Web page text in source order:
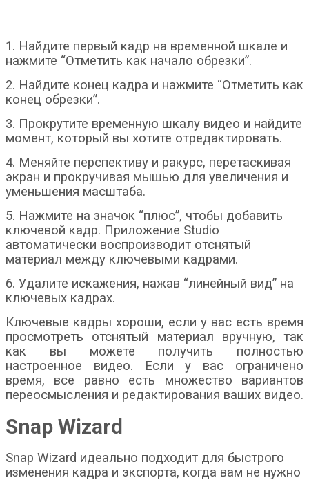
1. Найдите первый кадр на временной шкале и
нажмите “Отметить как начало обрезки”.
2. Найдите конец кадра и нажмите “Отметить как
конец обрезки”.
3. Прокрутите временную шкалу видео и найдите
момент, который вы хотите отредактировать.
4. Меняйте перспективу и ракурс, перетаскивая
экран и прокручивая мышью для увеличения и
уменьшения масштаба.
5. Нажмите на значок “плюс”, чтобы добавить
ключевой кадр. Приложение Studio
автоматически воспроизводит отснятый
материал между ключевыми кадрами.
6. Удалите искажения, нажав “линейный вид” на
ключевых кадрах.
Ключевые кадры хороши, если у вас есть время
просмотреть отснятый материал вручную, так
как вы можете получить полностью
настроенное видео. Если у вас ограничено
время, все равно есть множество вариантов
переосмысления и редактирования ваших видео.
Snap Wizard
Snap Wizard идеально подходит для быстрого
изменения кадра и экспорта, когда вам не нужно